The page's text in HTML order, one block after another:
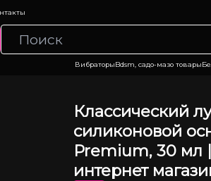
ВибраторыBdsm, садо-мазо товары
Классический
силиконовой
Premium, 30 мл
интернет